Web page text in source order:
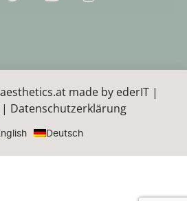
made by ederIT|
| Datenschutzerklärung
Deutsch